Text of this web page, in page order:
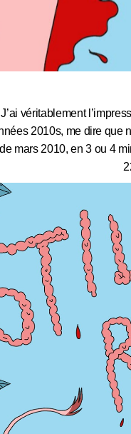
J’ai véritablement
2010s, me dire que
mars 2010, en 3 ou 4